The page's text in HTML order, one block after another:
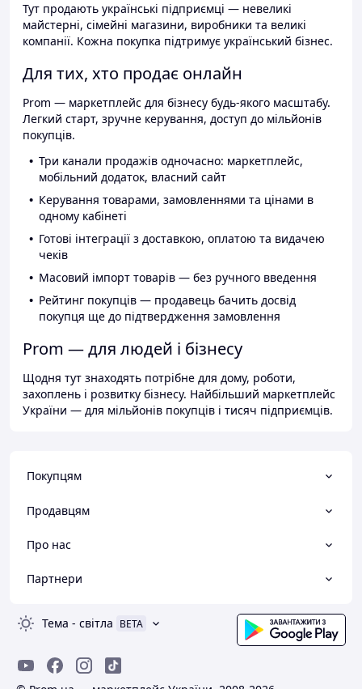
Тут продають українські підприємці — невеликі
майстерні, сімейні магазини, виробники та великі
компанії. Кожна покупка підтримує український бізнес.
Для тих, хто продає онлайн
Prom — маркетплейс для бізнесу будь-якого масштабу.
Легкий старт, зручне керування, доступ до мільйонів
покупців.
Три канали продажів одночасно: маркетплейс,
мобільний додаток, власний сайт
Керування товарами, замовленнями та цінами в
одному кабінеті
Готові інтеграції з доставкою, оплатою та видачею
чеків
Масовий імпорт товарів — без ручного введення
Рейтинг покупців — продавець бачить досвід
покупця ще до підтвердження замовлення
Prom — для людей і бізнесу
Щодня тут знаходять потрібне для дому, роботи,
захоплень і розвитку бізнесу. Найбільший маркетплейс
України — для мільйонів покупців і тисяч підприємців.
Покупцям
Продавцям
Про нас
Партнери
Тема - світла BETA